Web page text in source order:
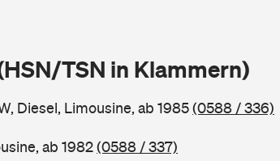
TSN in Klammern)
Diesel, Limousine, ab 1985(0588 / 336)
ab 1982(0588 / 337)